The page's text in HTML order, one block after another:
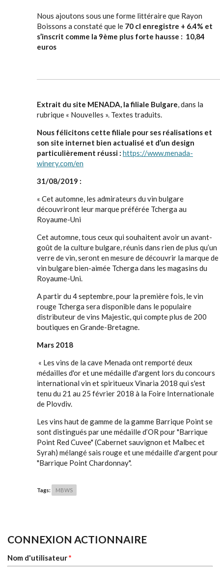
Nous ajoutons sous une forme littéraire que Rayon
Boissons a constaté que le 70 cl enregistre + 6.4% et
s’inscrit comme la 9ème plus forte hausse : 10,84
euros
Extrait du site MENADA, la filiale Bulgare, dans la
rubrique « Nouvelles ». Textes traduits.
Nous félicitons cette filiale pour ses réalisations et
son site internet bien actualisé et d’un design
particulièrement réussi : https://www.menada-
winery.com/en
31/08/2019 :
« Cet automne, les admirateurs du vin bulgare
découvriront leur marque préférée Tcherga au
Royaume-Uni
Cet automne, tous ceux qui souhaitent avoir un avant-
goût de la culture bulgare, réunis dans rien de plus qu’un
verre de vin, seront en mesure de découvrir la marque de
vin bulgare bien-aimée Tcherga dans les magasins du
Royaume-Uni.
A partir du 4 septembre, pour la première fois, le vin
rouge Tcherga sera disponible dans le populaire
distributeur de vins Majestic, qui compte plus de 200
boutiques en Grande-Bretagne.
Mars 2018
« Les vins de la cave Menada ont remporté deux
médailles d'or et une médaille d'argent lors du concours
international vin et spiritueux Vinaria 2018 qui s'est
tenu du 21 au 25 février 2018 à la Foire Internationale
de Plovdiv.
Les vins haut de gamme de la gamme Barrique Point se
sont distingués par une médaille d’OR pour "Barrique
Point Red Cuvee" (Cabernet sauvignon et Malbec et
Syrah) mélangé sais rouge et une médaille d'argent pour
"Barrique Point Chardonnay".
Tags: MBWS
CONNEXION ACTIONNAIRE
Nom d'utilisateur*